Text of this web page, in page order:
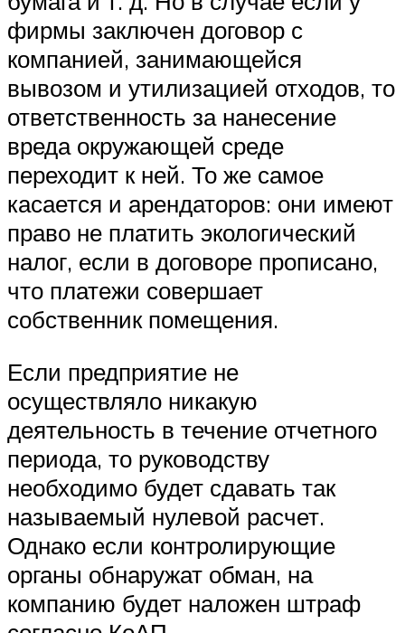
фирмы заключен договор с
компанией, занимающейся
вывозом и утилизацией отходов, то
ответственность за нанесение
вреда окружающей среде
переходит к ней. То же самое
касается и арендаторов: они имеют
право не платить экологический
налог, если в договоре прописано,
что платежи совершает
собственник помещения.
Если предприятие не
осуществляло никакую
деятельность в течение отчетного
периода, то руководству
необходимо будет сдавать так
называемый нулевой расчет.
Однако если контролирующие
органы обнаружат обман, на
компанию будет наложен штраф